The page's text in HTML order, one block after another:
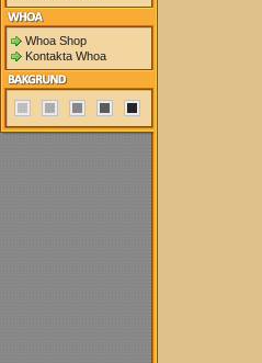
Whoa Shop
Kontakta Whoa